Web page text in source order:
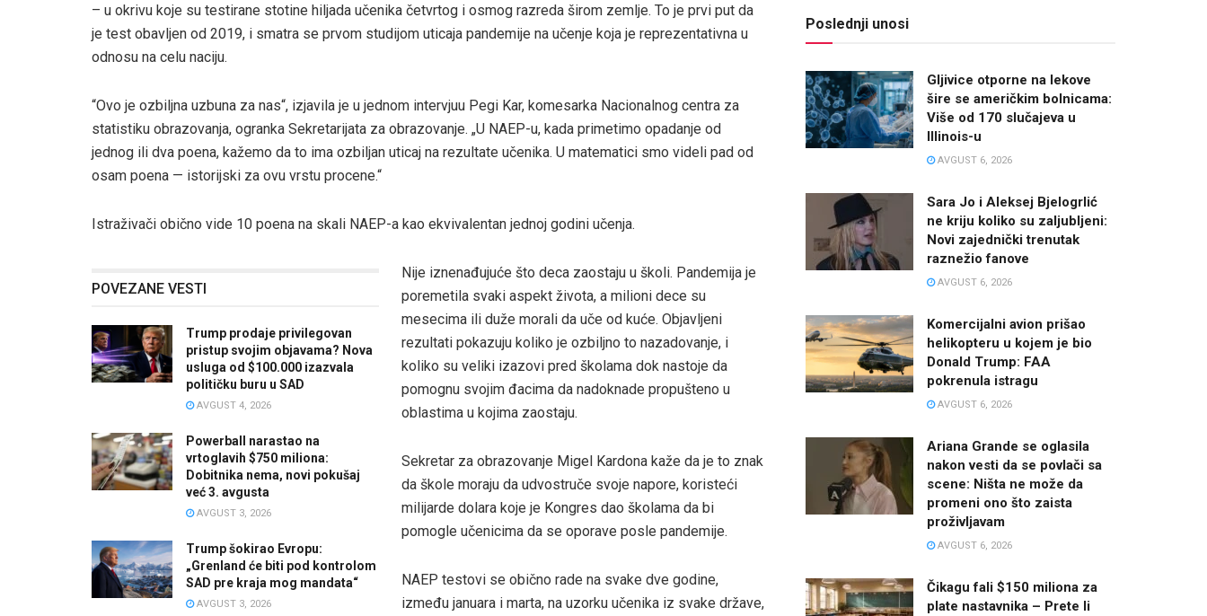
– u okrivu koje su testirane stotine hiljada učenika četvrtog i osmog razreda širom zemlje. To je prvi put da
je test obavljen od 2019, i smatra se prvom studijom uticaja pandemije na učenje koja je reprezentativna u
odnosu na celu naciju.
“Ovo je ozbiljna uzbuna za nas“, izjavila je u jednom intervjuu Pegi Kar, komesarka Nacionalnog centra za
statistiku obrazovanja, ogranka Sekretarijata za obrazovanje. „U NAEP-u, kada primetimo opadanje od
jednog ili dva poena, kažemo da to ima ozbiljan uticaj na rezultate učenika. U matematici smo videli pad od
osam poena — istorijski za ovu vrstu procene.“
Istraživači obično vide 10 poena na skali NAEP-a kao ekvivalentan jednoj godini učenja.
POVEZANE VESTI
Trump prodaje privilegovan
pristup svojim objavama? Nova
usluga od $100.000 izazvala
političku buru u SAD
AVGUST 4, 2026
Powerball narastao na
vrtoglavih $750 miliona:
Dobitnika nema, novi pokušaj
već 3. avgusta
AVGUST 3, 2026
Trump šokirao Evropu:
„Grenland će biti pod kontrolom
SAD pre kraja mog mandata“
AVGUST 3, 2026
Nije iznenađujuće što deca zaostaju u školi. Pandemija je
poremetila svaki aspekt života, a milioni dece su
mesecima ili duže morali da uče od kuće. Objavljeni
rezultati pokazuju koliko je ozbiljno to nazadovanje, i
koliko su veliki izazovi pred školama dok nastoje da
pomognu svojim đacima da nadoknade propušteno u
oblastima u kojima zaostaju.
Sekretar za obrazovanje Migel Kardona kaže da je to znak
da škole moraju da udvostruče svoje napore, koristeći
milijarde dolara koje je Kongres dao školama da bi
pomogle učenicima da se oporave posle pandemije.
NAEP testovi se obično rade na svake dve godine,
između januara i marta, na uzorku učenika iz svake države,
Poslednji unosi
Gljivice otporne na lekove
šire se američkim bolnicama:
Više od 170 slučajeva u
Illinois-u
AVGUST 6, 2026
Sara Jo i Aleksej Bjelogrlić
ne kriju koliko su zaljubljeni:
Novi zajednički trenutak
raznežio fanove
AVGUST 6, 2026
Komercijalni avion prišao
helikopteru u kojem je bio
Donald Trump: FAA
pokrenula istragu
AVGUST 6, 2026
Ariana Grande se oglasila
nakon vesti da se povlači sa
scene: Ništa ne može da
promeni ono što zaista
proživljavam
AVGUST 6, 2026
Čikagu fali $150 miliona za
plate nastavnika – Prete li